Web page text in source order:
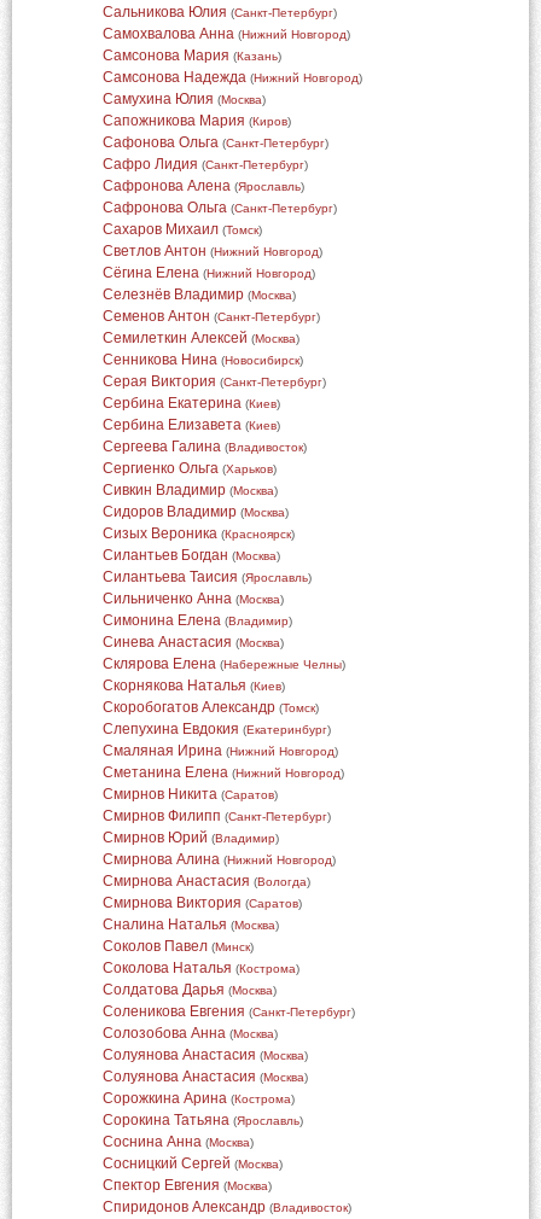
Сальникова Юлия (Санкт-Петербург)
Самохвалова Анна (Нижний Новгород)
Самсонова Мария (Казань)
Самсонова Надежда (Нижний Новгород)
Самухина Юлия (Москва)
Сапожникова Мария (Киров)
Сафонова Ольга (Санкт-Петербург)
Сафро Лидия (Санкт-Петербург)
Сафронова Алена (Ярославль)
Сафронова Ольга (Санкт-Петербург)
Сахаров Михаил (Томск)
Светлов Антон (Нижний Новгород)
Сёгина Елена (Нижний Новгород)
Селезнёв Владимир (Москва)
Семенов Антон (Санкт-Петербург)
Семилеткин Алексей (Москва)
Сенникова Нина (Новосибирск)
Серая Виктория (Санкт-Петербург)
Сербина Екатерина (Киев)
Сербина Елизавета (Киев)
Сергеева Галина (Владивосток)
Сергиенко Ольга (Харьков)
Сивкин Владимир (Москва)
Сидоров Владимир (Москва)
Сизых Вероника (Красноярск)
Силантьев Богдан (Москва)
Силантьева Таисия (Ярославль)
Сильниченко Анна (Москва)
Симонина Елена (Владимир)
Синева Анастасия (Москва)
Склярова Елена (Набережные Челны)
Скорнякова Наталья (Киев)
Скоробогатов Александр (Томск)
Слепухина Евдокия (Екатеринбург)
Смаляная Ирина (Нижний Новгород)
Сметанина Елена (Нижний Новгород)
Смирнов Никита (Саратов)
Смирнов Филипп (Санкт-Петербург)
Смирнов Юрий (Владимир)
Смирнова Алина (Нижний Новгород)
Смирнова Анастасия (Вологда)
Смирнова Виктория (Саратов)
Сналина Наталья (Москва)
Соколов Павел (Минск)
Соколова Наталья (Кострома)
Солдатова Дарья (Москва)
Соленикова Евгения (Санкт-Петербург)
Солозобова Анна (Москва)
Солуянова Анастасия (Москва)
Солуянова Анастасия (Москва)
Сорожкина Арина (Кострома)
Сорокина Татьяна (Ярославль)
Соснина Анна (Москва)
Сосницкий Сергей (Москва)
Спектор Евгения (Москва)
Спиридонов Александр (Владивосток)